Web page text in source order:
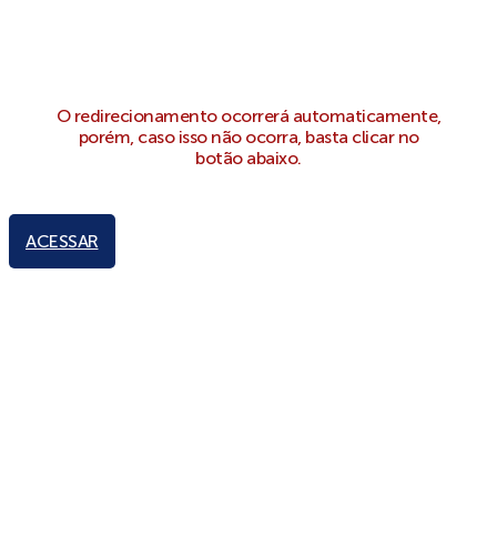
O redirecionamento ocorrerá automaticamente,
porém, caso isso não ocorra, basta clicar no
botão abaixo.
ACESSAR